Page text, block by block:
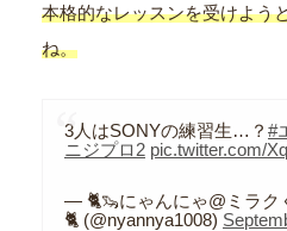
本格的なレッスンを受けよう
ね。
3人はSONYの練習生…？ #
ニジプロ2 pic.twitter.com/
— 🐈🦦にゃんにゃ@ミラク
🐈 (@nyannya1008)